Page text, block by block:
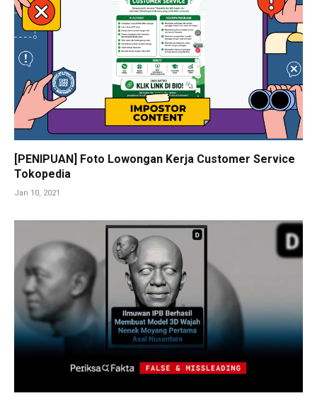
[PENIPUAN] Foto Lowongan Kerja Customer Service
Tokopedia
Jan 10, 2021